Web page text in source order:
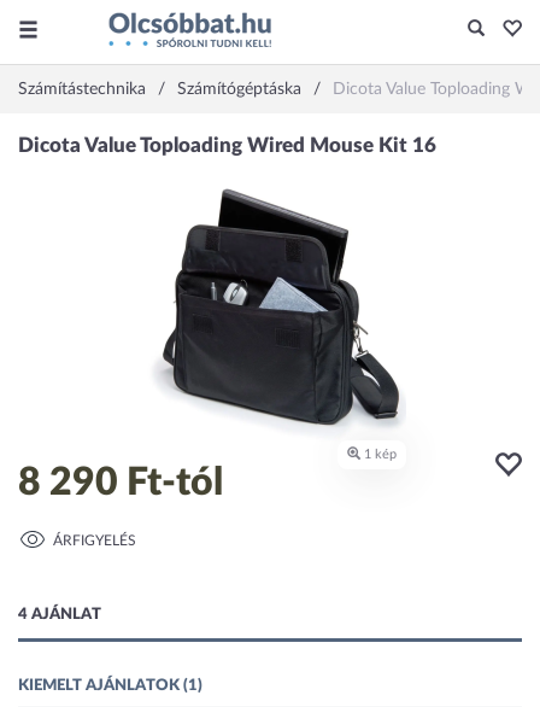
Számítástechnika Számítógéptáska Dicota Value Toploading
8 290 Ft-tól
ÁRFIGYELÉS
4 AJÁNLAT
KIEMELT AJÁNLATOK (1)